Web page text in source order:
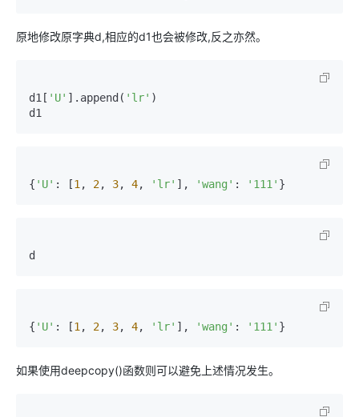
原地修改原字典d,相应的d1也会被修改,反之亦然。
d1[ 'U' ].append( 'lr' )
d1
{ 'U' : [1 , 2, 3, 4, 'lr' ], 'wang' : '111' }
d
{ 'U' : [1 , 2, 3, 4, 'lr' ], 'wang' : '111' }
如果使用deepcopy()函数则可以避免上述情况发生。